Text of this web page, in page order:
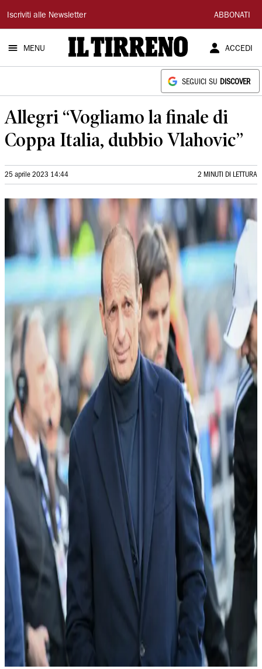
Il
Tirreno
Iscriviti alle Newsletter ABBONATI
MENU ACCEDI
SEGUICI SU DISCOVER
Allegri “Vogliamo la finale di
Coppa Italia, dubbio Vlahovic”
25 aprile 2023 14:44 2 MINUTI DI LETTURA